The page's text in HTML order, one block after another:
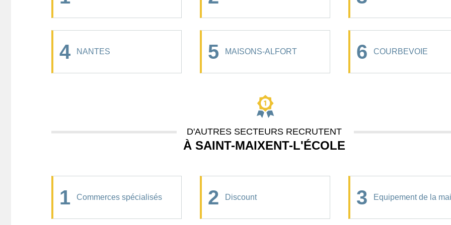
4 NANTES 5 MAISONS-ALFORT 6 COURBEVOIE
D'AUTRES SECTEURS RECRUTENT
À SAINT-MAIXENT-L'ÉCOLE
1 Commerces spécialisés 2 Discount 3 Equipement de la